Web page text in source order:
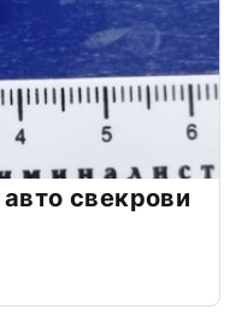
свекрови